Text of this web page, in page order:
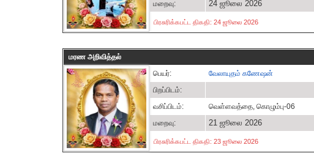
மறைவு:
24 ஜூலை 2026
பிரசுரிக்கபட்ட திகதி: 24 ஜூலை 2026
மரண அறிவித்தல்
பெயர்:
வேலாயுதம் கணேஷன்
பிறப்பிடம்:
வசிப்பிடம்:
வெள்ளவத்தை, கொழும்பு-06
மறைவு:
21 ஜூலை 2026
பிரசுரிக்கபட்ட திகதி: 23 ஜூலை 2026